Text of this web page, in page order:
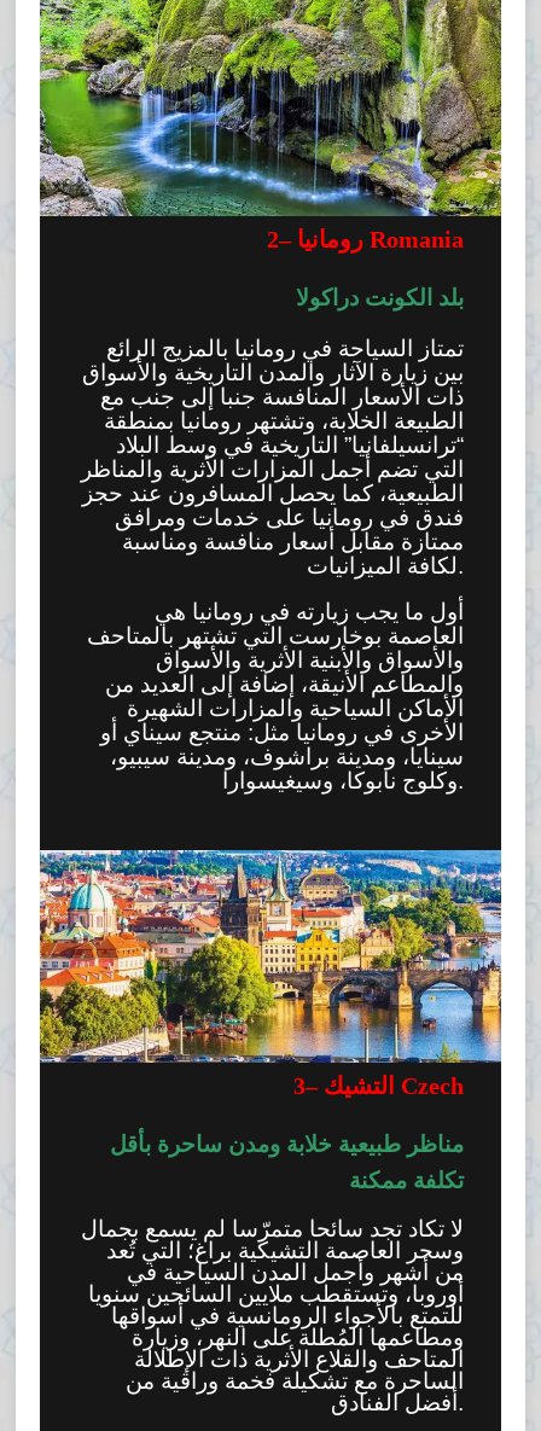
2– رومانيا Romania
بلد الكونت دراكولا
تمتاز السياحة في رومانيا بالمزيج الرائع
بين زيارة الآثار والمدن التاريخية والأسواق
ذات الأسعار المنافسة جنبا إلى جنب مع
الطبيعة الخلابة، وتشتهر رومانيا بمنطقة
“ترانسيلفانيا” التاريخية في وسط البلاد
التي تضم أجمل المزارات الأثرية والمناظر
الطبيعية، كما يحصل المسافرون عند حجز
فندق في رومانيا على خدمات ومرافق
ممتازة مقابل أسعار منافسة ومناسبة
لكافة الميزانيات.
أول ما يجب زيارته في رومانيا هي
العاصمة بوخارست التي تشتهر بالمتاحف
والأسواق والأبنية الأثرية والأسواق
والمطاعم الأنيقة، إضافة إلى العديد من
الأماكن السياحية والمزارات الشهيرة
الأخرى في رومانيا مثل: منتجع سيناي أو
سينايا، ومدينة براشوف، ومدينة سيبيو،
وكلوج نابوكا، وسيغيسوارا.
3– التشيك Czech
مناظر طبيعية خلابة ومدن ساحرة بأقل
تكلفة ممكنة
لا تكاد تجد سائحا متمرّسا لم يسمع بجمال
وسحر العاصمة التشيكية براغ؛ التي تُعد
من أشهر وأجمل المدن السياحية في
أوروبا، وتستقطب ملايين السائحين سنويا
للتمتع بالأجواء الرومانسية في أسواقها
ومطاعمها المُطلة على النهر، وزيارة
المتاحف والقلاع الأثرية ذات الإطلالة
الساحرة مع تشكيلة فخمة وراقية من
أفضل الفنادق.